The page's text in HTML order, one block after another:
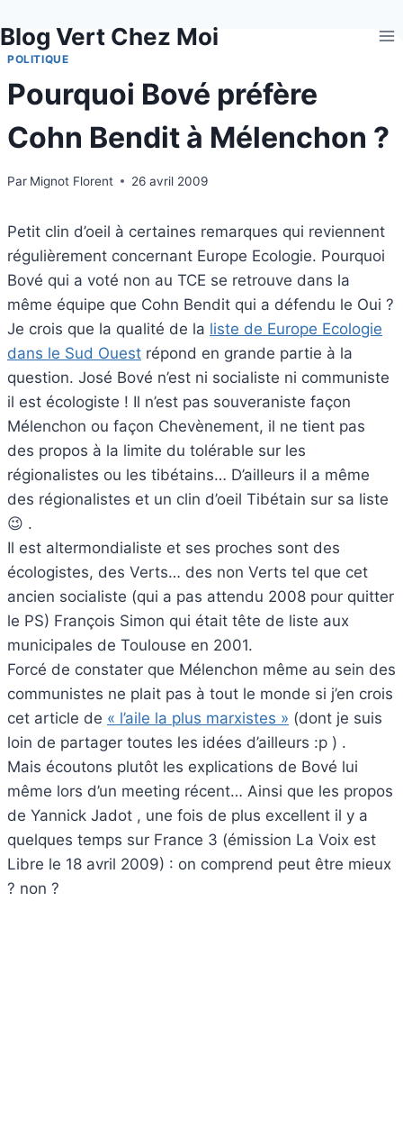
au
contenu
Blog Vert Chez Moi
POLITIQUE
Pourquoi Bové préfère
Cohn Bendit à Mélenchon ?
Par Mignot Florent 26 avril 2009
Petit clin d’oeil à certaines remarques qui reviennent
régulièrement concernant Europe Ecologie. Pourquoi
Bové qui a voté non au TCE se retrouve dans la
même équipe que Cohn Bendit qui a défendu le Oui ?
Je crois que la qualité de la liste de Europe Ecologie
dans le Sud Ouest répond en grande partie à la
question. José Bové n’est ni socialiste ni communiste
il est écologiste ! Il n’est pas souveraniste façon
Mélenchon ou façon Chevènement, il ne tient pas
des propos à la limite du tolérable sur les
régionalistes ou les tibétains… D’ailleurs il a même
des régionalistes et un clin d’oeil Tibétain sur sa liste
😉 .
Il est altermondialiste et ses proches sont des
écologistes, des Verts… des non Verts tel que cet
ancien socialiste (qui a pas attendu 2008 pour quitter
le PS) François Simon qui était tête de liste aux
municipales de Toulouse en 2001.
Forcé de constater que Mélenchon même au sein des
communistes ne plait pas à tout le monde si j’en crois
cet article de « l’aile la plus marxistes » (dont je suis
loin de partager toutes les idées d’ailleurs :p ) .
Mais écoutons plutôt les explications de Bové lui
même lors d’un meeting récent… Ainsi que les propos
de Yannick Jadot , une fois de plus excellent il y a
quelques temps sur France 3 (émission La Voix est
Libre le 18 avril 2009) : on comprend peut être mieux
? non ?